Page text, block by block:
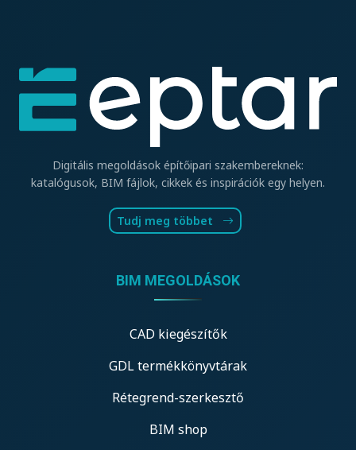
Digitális megoldások építőipari szakembereknek:
katalógusok, BIM fájlok, cikkek és inspirációk egy helyen.
Tudj meg többet
BIM MEGOLDÁSOK
CAD kiegészítők
GDL termékkönyvtárak
Rétegrend-szerkesztő
BIM shop